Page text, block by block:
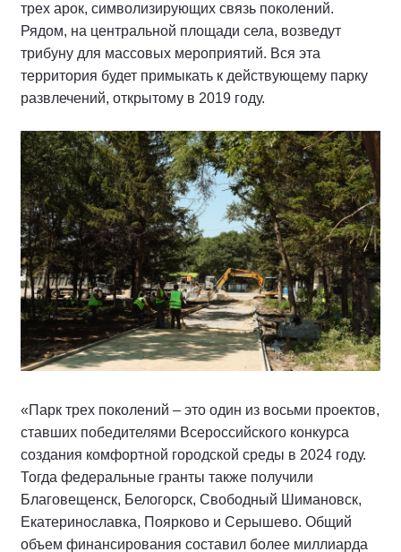
трех арок, символизирующих связь поколений.
Рядом, на центральной площади села, возведут
трибуну для массовых мероприятий. Вся эта
территория будет примыкать к действующему парку
развлечений, открытому в 2019 году.
«Парк трех поколений – это один из восьми проектов,
ставших победителями Всероссийского конкурса
создания комфортной городской среды в 2024 году.
Тогда федеральные гранты также получили
Благовещенск, Белогорск, Свободный Шимановск,
Екатеринославка, Поярково и Серышево. Общий
объем финансирования составил более миллиарда